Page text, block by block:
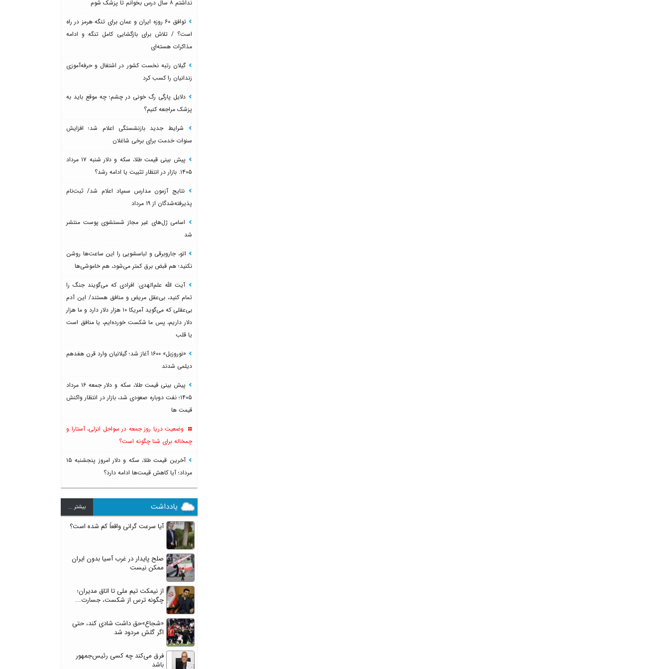
نداشتم ۸ سال درس بخوانم تا پزشک شوم
توافق ۶۰ روزه ایران و عمان برای تنگه هرمز در راه
است؟ / تلاش برای بازگشایی کامل تنگه و ادامه
مذاکرات هسته‌ای
گیلان رتبه نخست کشور در اشتغال و حرفه‌آموزی
زندانیان را کسب کرد
دلایل پارگی رگ خونی در چشم؛ چه موقع باید به
پزشک مراجعه کنیم؟
شرایط جدید بازنشستگی اعلام شد؛ افزایش
سنوات خدمت برای برخی شاغلان
پیش بینی قیمت طلا، سکه و دلار شنبه ۱۷ مرداد
۱۴۰۵. بازار در انتظار تثبیت یا ادامه رشد؟
نتایج آزمون مدارس سمپاد اعلام شد/ ثبت‌نام
پذیرفته‌شدگان از ۱۹ مرداد
اسامی ژل‌های غیر مجاز شستشوی پوست منتشر
شد
اتو، جاروبرقی و لباسشویی را این ساعت‌ها روشن
نکنید؛ هم قبض برق کمتر می‌شود، هم خاموشی‌ها
آیت الله علم‌الهدی: افرادی که می‌گویند جنگ را
تمام کنید، بی‌عقل مریض و منافق هستند/ این آدم
بی‌عقلی که می‌گوید آمریکا ۱۰ هزار دلار دارد و ما هزار
دلار داریم، پس ما شکست خورده‌ایم، یا منافق است
یا قلب
«نوروزبل» ۱۶۰۰ آغاز شد؛ گیلانیان وارد قرن هفدهم
دیلمی شدند
پیش بینی قیمت طلا، سکه و دلار جمعه ۱۶ مرداد
۱۴۰۵؛ نفت دوباره صعودی شد، بازار در انتظار واکنش
قیمت ها
وضعیت دریا روز جمعه در سواحل انزلی، آستارا و
چمخاله برای شنا چگونه است؟
آخرین قیمت طلا، سکه و دلار امروز پنجشنبه ۱۵
مرداد؛ آیا کاهش قیمت‌ها ادامه دارد؟
یادداشت بيشتر ...
آیا سرعت گرانی واقعاً کم شده است؟
صلح پایدار در غرب آسیا بدون ایران
ممکن نیست
از نیمکت تیم ملی تا اتاق مدیران؛
چگونه ترس از شکست، جسارت...
«شجاع»حق داشت شادی کند، حتی
اگر گلش مردود شد
فرق می‌کند چه کسی رئیس‌جمهور
باشد